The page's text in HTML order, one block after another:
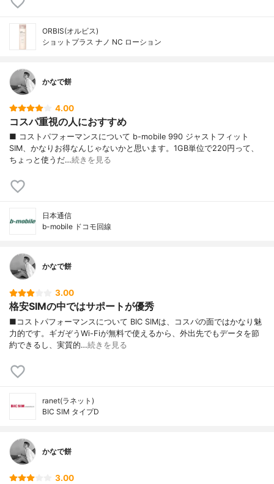
ORBIS(オルビス)
ショットプラス ナノ NC ローション
かなで餅
4.00
コスパ重視の人におすすめ
■ コストパフォーマンスについて b-mobile 990 ジャストフィット
SIM、かなりお得なんじゃないかと思います。1GB単位で220円って、
ちょっと使うだ…続きを見る
日本通信
b-mobile ドコモ回線
かなで餅
3.00
格安SIMの中ではサポートが優秀
■コストパフォーマンスについて BIC SIMは、コスパの面ではかなり魅
力的です。ギガぞうWi-Fiが無料で使えるから、外出先でもデータを節
約できるし、実質的…続きを見る
ranet(ラネット)
BIC SIM タイプD
かなで餅
3.00